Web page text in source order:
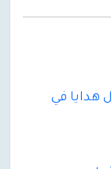
هدايا في